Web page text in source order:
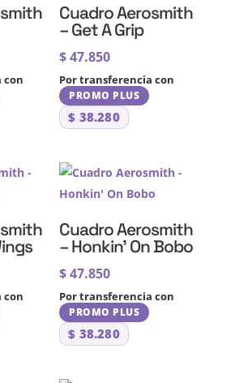
con
Cuadro Aerosmith
– Get A Grip
$47.850
Por transferencia con
PROMO PLUS
$ 38.280
con
Cuadro Aerosmith
– Honkin’ On Bobo
$47.850
Por transferencia con
PROMO PLUS
$ 38.280